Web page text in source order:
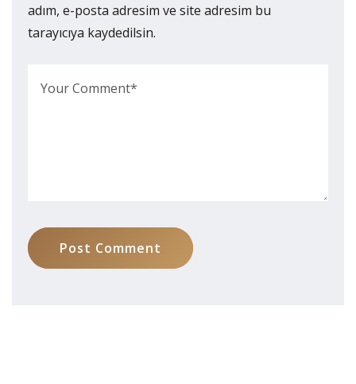
adım, e-posta adresim ve site adresim bu
tarayıcıya kaydedilsin.
Post Comment